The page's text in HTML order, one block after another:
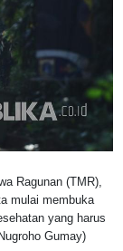
Ragunan (TMR),
mulai membuka
yang harus
Gumay)